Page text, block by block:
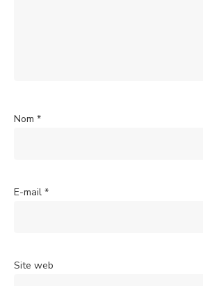
Nom *
E-mail *
Site web